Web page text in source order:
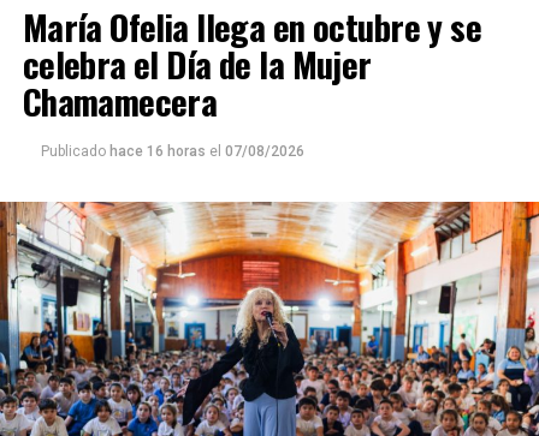
María Ofelia llega en octubre y se
celebra el Día de la Mujer
Chamamecera
Publicado hace 16 horas el 07/08/2026